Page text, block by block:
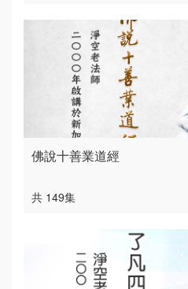
佛說十善業道經
共 149集